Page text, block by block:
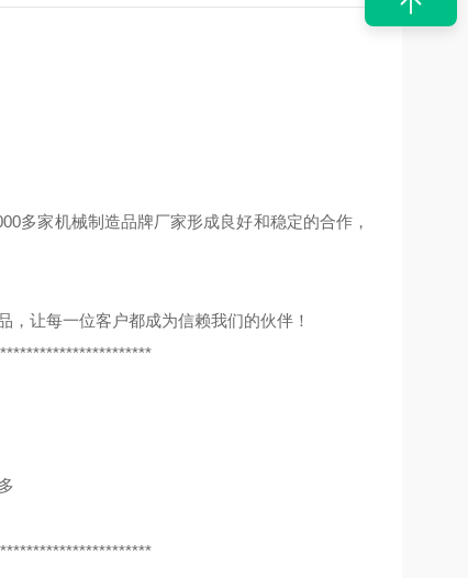
多家机械制造品牌厂家形成良好和稳定的合作，
让每一位客户都成为信赖我们的伙伴！